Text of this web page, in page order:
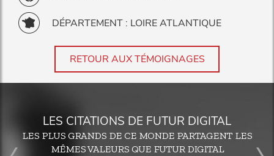
DÉPARTEMENT : LOIRE ATLANTIQUE
RETOUR AUX TÉMOIGNAGES
LES CITATIONS DE FUTUR DIGITAL
LES PLUS GRANDS DE CE MONDE PARTAGENT LES
MÊMES VALEURS QUE FUTUR DIGITAL